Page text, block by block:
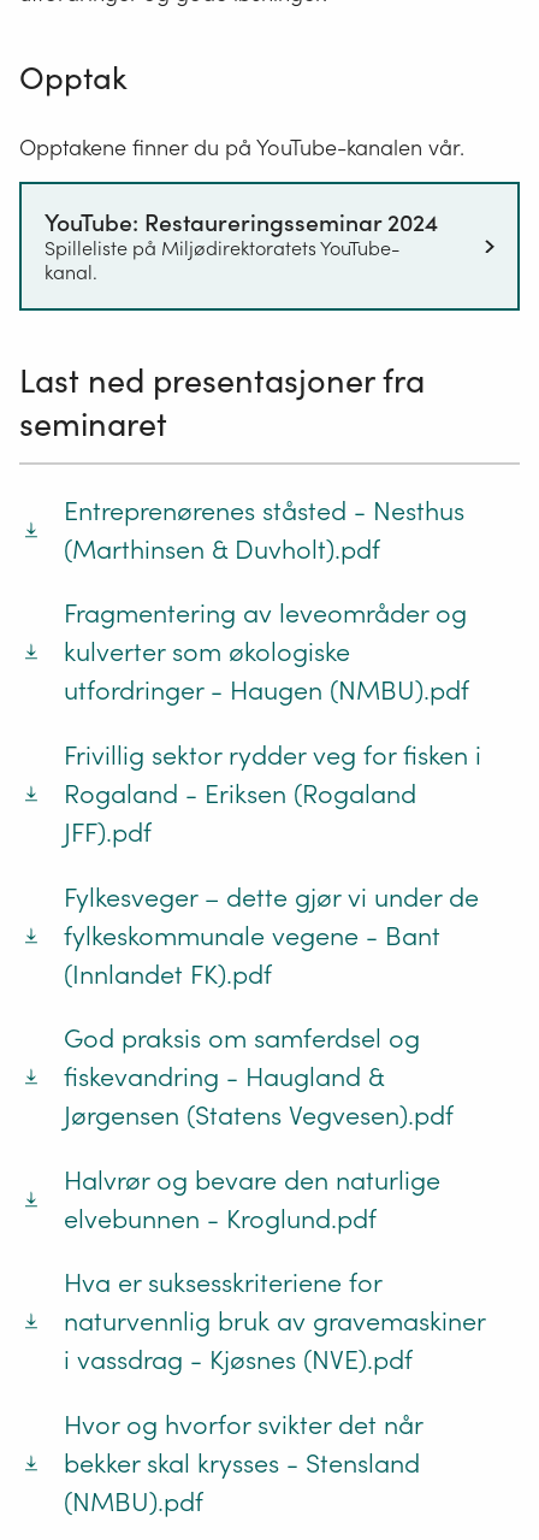
Opptak
Opptakene finner du på YouTube-kanalen vår.
YouTube: Restaureringsseminar 2024
Spilleliste på Miljødirektoratets YouTube-
kanal.
Last ned presentasjoner fra
seminaret
Entreprenørenes ståsted - Nesthus
(Marthinsen & Duvholt).pdf
Fragmentering av leveområder og
kulverter som økologiske
utfordringer - Haugen (NMBU).pdf
Frivillig sektor rydder veg for fisken i
Rogaland - Eriksen (Rogaland
JFF).pdf
Fylkesveger – dette gjør vi under de
fylkeskommunale vegene - Bant
(Innlandet FK).pdf
God praksis om samferdsel og
fiskevandring - Haugland &
Jørgensen (Statens Vegvesen).pdf
Halvrør og bevare den naturlige
elvebunnen - Kroglund.pdf
Hva er suksesskriteriene for
naturvennlig bruk av gravemaskiner
i vassdrag - Kjøsnes (NVE).pdf
Hvor og hvorfor svikter det når
bekker skal krysses - Stensland
(NMBU).pdf